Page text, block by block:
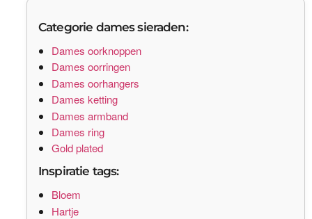
Categorie dames sieraden:
Dames oorknoppen
Dames oorringen
Dames oorhangers
Dames ketting
Dames armband
Dames ring
Gold plated
Inspiratie tags:
Bloem
Hartje